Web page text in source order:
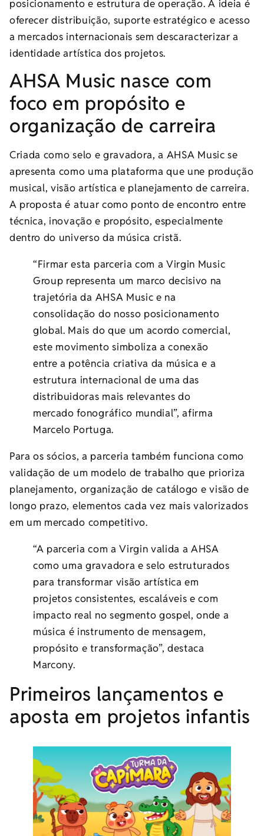
posicionamento e estrutura de operação. A ideia é
oferecer distribuição, suporte estratégico e acesso
a mercados internacionais sem descaracterizar a
identidade artística dos projetos.
AHSA Music nasce com
foco em propósito e
organização de carreira
Criada como selo e gravadora, a AHSA Music se
apresenta como uma plataforma que une produção
musical, visão artística e planejamento de carreira.
A proposta é atuar como ponto de encontro entre
técnica, inovação e propósito, especialmente
dentro do universo da música cristã.
“Firmar esta parceria com a Virgin Music
Group representa um marco decisivo na
trajetória da AHSA Music e na
consolidação do nosso posicionamento
global. Mais do que um acordo comercial,
este movimento simboliza a conexão
entre a potência criativa da música e a
estrutura internacional de uma das
distribuidoras mais relevantes do
mercado fonográfico mundial”, afirma
Marcelo Portuga.
Para os sócios, a parceria também funciona como
validação de um modelo de trabalho que prioriza
planejamento, organização de catálogo e visão de
longo prazo, elementos cada vez mais valorizados
em um mercado competitivo.
“A parceria com a Virgin valida a AHSA
como uma gravadora e selo estruturados
para transformar visão artística em
projetos consistentes, escaláveis e com
impacto real no segmento gospel, onde a
música é instrumento de mensagem,
propósito e transformação”, destaca
Marcony.
Primeiros lançamentos e
aposta em projetos infantis